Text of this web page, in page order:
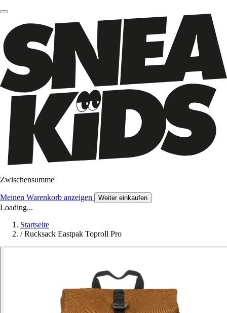
Zwischensumme
Meinen Warenkorb anzeigen Weiter einkaufen
Loading...
Startseite
/ Rucksack Eastpak Toproll Pro